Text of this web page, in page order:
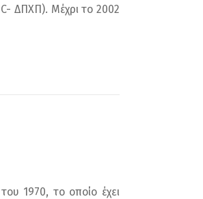
ΔΠΧΠ). Μέχρι το 2002
1970, το οποίο έχει